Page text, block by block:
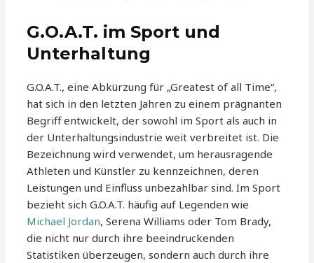
G.O.A.T. im Sport und
Unterhaltung
G.O.A.T., eine Abkürzung für „Greatest of all Time“,
hat sich in den letzten Jahren zu einem prägnanten
Begriff entwickelt, der sowohl im Sport als auch in
der Unterhaltungsindustrie weit verbreitet ist. Die
Bezeichnung wird verwendet, um herausragende
Athleten und Künstler zu kennzeichnen, deren
Leistungen und Einfluss unbezahlbar sind. Im Sport
bezieht sich G.O.A.T. häufig auf Legenden wie
Michael Jordan, Serena Williams oder Tom Brady,
die nicht nur durch ihre beeindruckenden
Statistiken überzeugen, sondern auch durch ihre